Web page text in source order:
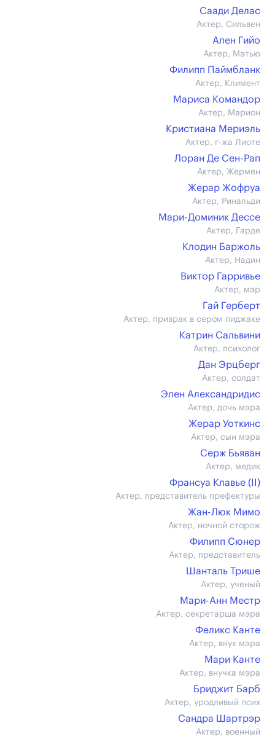
Саади Делас
Актер, Сильвен
Ален Гийо
Актер, Мэтью
Филипп Паймбланк
Актер, Климент
Мариса Командор
Актер, Марион
Кристиана Мериэль
Актер, г-жа Лиоте
Лоран Де Сен-Рап
Актер, Жермен
Жерар Жофруа
Актер, Ринальди
Мари-Доминик Дессе
Актер, Гарде
Клодин Баржоль
Актер, Надин
Виктор Гарривье
Актер, мэр
Гай Герберт
Актер, призрак в сером пиджаке
Катрин Сальвини
Актер, психолог
Дан Эрцберг
Актер, солдат
Элен Александридис
Актер, дочь мэра
Жерар Уоткинс
Актер, сын мэра
Серж Бьяван
Актер, медик
Франсуа Клавье (II)
Актер, представитель префектуры
Жан-Люк Мимо
Актер, ночной сторож
Филипп Сюнер
Актер, представитель
Шанталь Трише
Актер, ученый
Мари-Анн Местр
Актер, секретарша мэра
Феликс Канте
Актер, внук мэра
Мари Канте
Актер, внучка мэра
Бриджит Барб
Актер, уродливый псих
Сандра Шартрэр
Актер, военный